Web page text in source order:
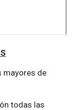
mayores de
todas las